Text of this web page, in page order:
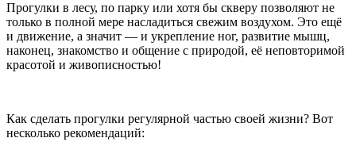
Прогулки в лесу, по парку или хотя бы скверу позволяют не
только в полной мере насладиться свежим воздухом. Это ещё
и движение, а значит — и укрепление ног, развитие мышц,
наконец, знакомство и общение с природой, её неповторимой
красотой и живописностью!
Как сделать прогулки регулярной частью своей жизни? Вот
несколько рекомендаций: